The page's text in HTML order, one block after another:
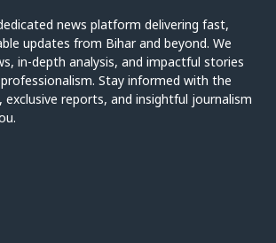
news platform delivering fast,
updates from Bihar and beyond. We
in-depth analysis, and impactful stories
Stay informed with the
exclusive reports, and insightful journalism